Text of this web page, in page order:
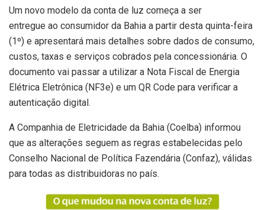
Um novo modelo da conta de luz começa a ser
entregue ao consumidor da Bahia a partir desta quinta-feira
(1º) e apresentará mais detalhes sobre dados de consumo,
custos, taxas e serviços cobrados pela concessionária. O
documento vai passar a utilizar a Nota Fiscal de Energia
Elétrica Eletrônica (NF3e) e um QR Code para verificar a
autenticação digital.
A Companhia de Eletricidade da Bahia (Coelba) informou
que as alterações seguem as regras estabelecidas pelo
Conselho Nacional de Política Fazendária (Confaz), válidas
para todas as distribuidoras no país.